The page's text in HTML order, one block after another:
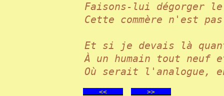
Faisons-lui
Cette commère n'est
Et si je devais là
À un humain tout
Où serait l'analogue,
<< >>